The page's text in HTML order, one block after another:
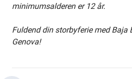
minimumsalderen er 12 år.
Fuldend din storbyferie med Baja
Genova!